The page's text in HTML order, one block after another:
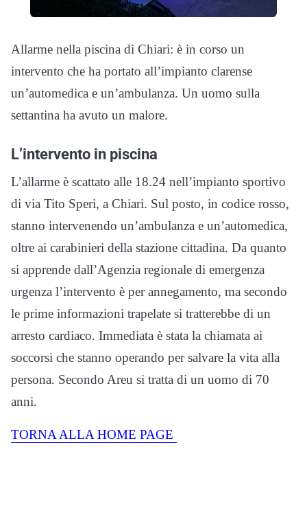
Allarme nella piscina di Chiari: è in corso un
intervento che ha portato all’impianto clarense
un’automedica e un’ambulanza. Un uomo sulla
settantina ha avuto un malore.
L’intervento in piscina
L’allarme è scattato alle 18.24 nell’impianto sportivo
di via Tito Speri, a Chiari. Sul posto, in codice rosso,
stanno intervenendo un’ambulanza e un’automedica,
oltre ai carabinieri della stazione cittadina. Da quanto
si apprende dall’Agenzia regionale di emergenza
urgenza l’intervento è per annegamento, ma secondo
le prime informazioni trapelate si tratterebbe di un
arresto cardiaco. Immediata è stata la chiamata ai
soccorsi che stanno operando per salvare la vita alla
persona. Secondo Areu si tratta di un uomo di 70
anni.
TORNA ALLA HOME PAGE